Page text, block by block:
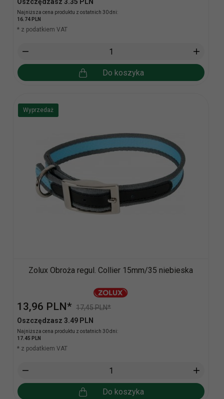
Oszczędzasz 3.35 PLN
Najniższa cena produktu z ostatnich 30 dni:
16.74 PLN
* z podatkiem VAT
Do koszyka
Wyprzedaż
Zolux Obroża regul. Collier 15mm/35 niebieska
13,96 PLN* 17,45 PLN*
Oszczędzasz 3.49 PLN
Najniższa cena produktu z ostatnich 30 dni:
17.45 PLN
* z podatkiem VAT
Do koszyka